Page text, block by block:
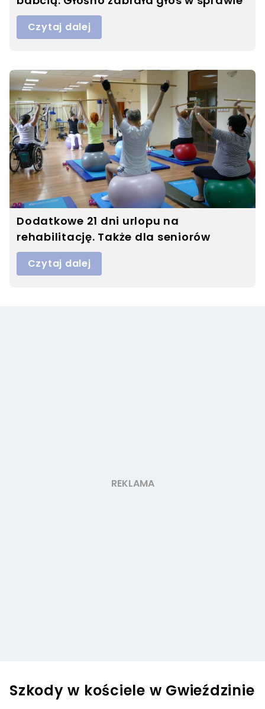
Czytaj dalej
Dodatkowe 21 dni urlopu na
rehabilitację. Także dla seniorów
Czytaj dalej
Szkody w kościele w Gwieździnie